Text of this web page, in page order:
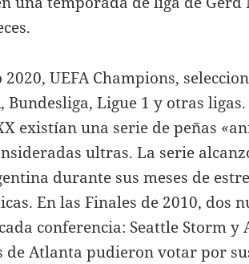
UEFA Champions,
Bundesliga, Ligue 1 y otras
existían una serie de peñas
ultras. La serie
durante sus meses de
En las Finales de 2010, dos
conferencia: Seattle Storm y
de Atlanta pudieron votar por